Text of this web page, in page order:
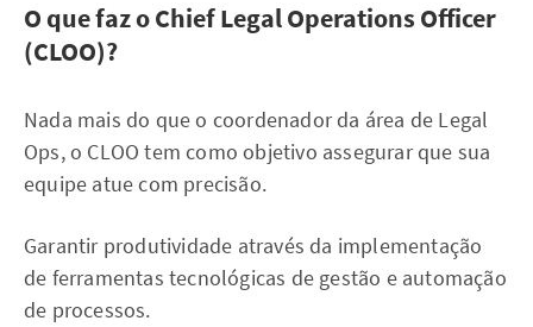
O que faz o Chief Legal Operations Officer
(CLOO)?
Nada mais do que o coordenador da área de Legal
Ops, o CLOO tem como objetivo assegurar que sua
equipe atue com precisão.
Garantir produtividade através da implementação
de ferramentas tecnológicas de gestão e automação
de processos.